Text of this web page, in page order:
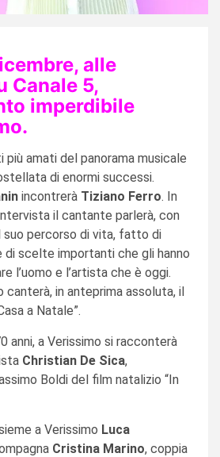
alle
Canale 5,
imperdibile
più amati del panorama musicale
di enormi successi.
incontrerà Tiziano Ferro. In
il cantante parlerà, con
suo percorso di vita, fatto di
scelte importanti che gli hanno
l’uomo e l’artista che è oggi.
canterà, in anteprima assoluta, il
a Natale”.
anni, a Verissimo si racconterà
Christian De Sica,
Boldi del film natalizio “In
a Verissimo Luca
Cristina Marino, coppia